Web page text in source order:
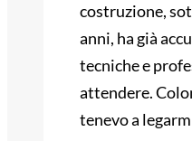
costruzione,
anni, ha già
tecniche e
attendere.
tenevo a